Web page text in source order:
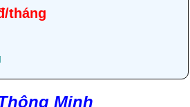
tháng
Minh